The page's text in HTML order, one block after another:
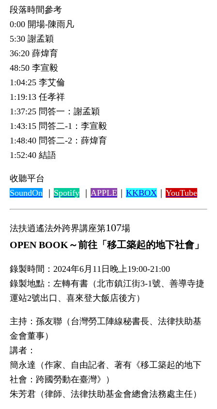
段落時間參考
0:00 開場-陳雨凡
5:30 謝孟穎
36:20 薛煒育
48:50 李宣毅
1:04:25 李艾倫
1:19:13 任孝祥
1:37:25 問答一：謝孟穎
1:43:15 問答二-1：李宣毅
1:48:40 問答二-2：薛煒育
1:52:40 結語
收聽平台
SoundOn
Spotify APPLE KKBOX YouTube
法扶逍遙法外跨界講座第107場
OPEN BOOK～前往「移工築起的地下社會」
錄製時間：2024年6月11日晚上19:00-21:00
錄製地點：左轉有書（北市鎮江街3-1號、善導寺捷
運站2號出口、喜來登大飯店後方）
主持：孫友聯（台灣勞工陣線秘書長、法律扶助基
金會董事）
講者：
簡永達（作家、自由記者、著有《移工築起的地下
社會：跨國勞動在臺灣》）
朱芳君（律師、法律扶助基金會總會法務處主任）